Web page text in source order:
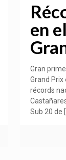
en
Gran
Grand Prix
récords
Sub 20 de